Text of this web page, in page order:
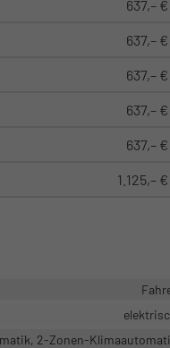
637,– €
637,– €
637,– €
637,– €
637,– €
1.125,– €
2-Zonen-